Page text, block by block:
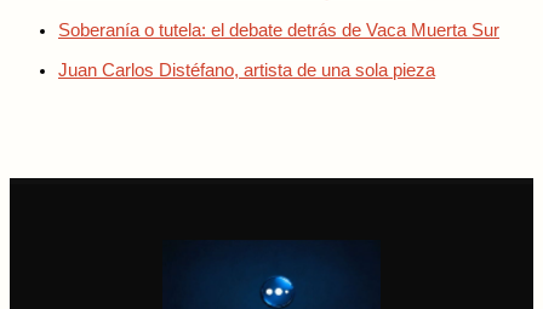
Soberanía o tutela: el debate detrás de Vaca Muerta Sur
Juan Carlos Distéfano, artista de una sola pieza